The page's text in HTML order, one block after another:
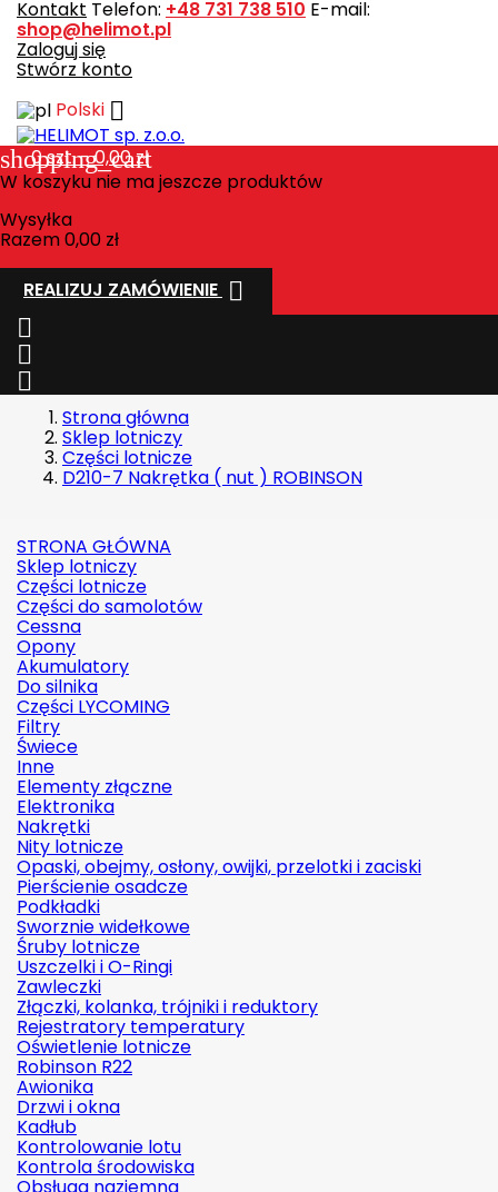
Kontakt Telefon: +48 731 738 510 E-mail:
shop@helimot.pl
Zaloguj się
Stwórz konto
Polski 
shopping_cart
0szt. - 0,00 zł
W koszyku nie ma jeszcze produktów
Wysyłka
Razem0,00 zł
REALIZUJ ZAMÓWIENIE 



Strona główna
Sklep lotniczy
Części lotnicze
D210-7 Nakrętka ( nut ) ROBINSON
STRONA GŁÓWNA
Sklep lotniczy
Części lotnicze
Części do samolotów
Cessna
Opony
Akumulatory
Do silnika
Części LYCOMING
Filtry
Świece
Inne
Elementy złączne
Elektronika
Nakrętki
Nity lotnicze
Opaski, obejmy, osłony, owijki, przelotki i zaciski
Pierścienie osadcze
Podkładki
Sworznie widełkowe
Śruby lotnicze
Uszczelki i O-Ringi
Zawleczki
Złączki, kolanka, trójniki i reduktory
Rejestratory temperatury
Oświetlenie lotnicze
Robinson R22
Awionika
Drzwi i okna
Kadłub
Kontrolowanie lotu
Kontrola środowiska
Obsługa naziemna